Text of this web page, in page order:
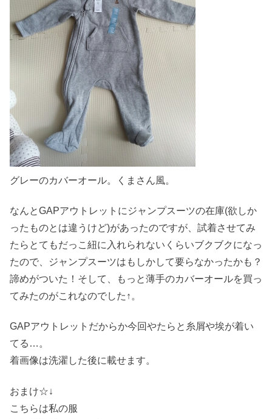
グレーのカバーオール。くまさん風。
なんとGAPアウトレットにジャンプスーツの在庫(欲しか
ったものとは違うけど)があったのですが、試着させてみ
たらとてもだっこ紐に入れられないくらいブクブクになっ
たので、ジャンプスーツはもしかして要らなかったかも？
諦めがついた！そして、もっと薄手のカバーオールを買っ
てみたのがこれなのでした↑。
GAPアウトレットだからか今回やたらと糸屑や埃が着い
てる…。
着画像は洗濯した後に載せます。
おまけ☆↓
こちらは私の服